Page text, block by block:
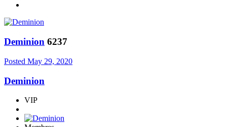
Deminion 6237
Posted May 29, 2020
Deminion
VIP